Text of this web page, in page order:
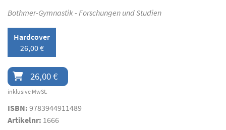
Bothmer-Gymnastik - Forschungen und Studien
Hardcover
26,00 €
26,00 €
inklusive MwSt.
ISBN: 9783944911489
Artikelnr: 1666